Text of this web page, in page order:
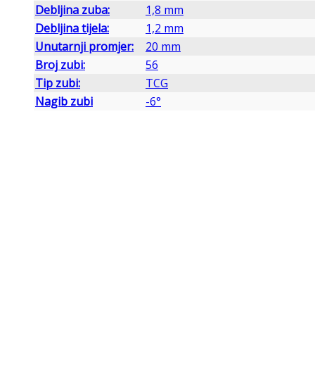
Debljina zuba:
1,8 mm
Debljina tijela:
1,2 mm
Unutarnji promjer:
20 mm
Broj zubi:
56
Tip zubi:
TCG
Nagib zubi
-6°